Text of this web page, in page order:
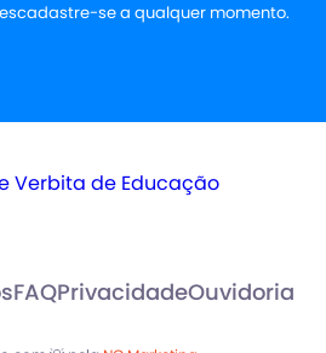
se a qualquer momento.
FAQPrivacidadeOuvidoria